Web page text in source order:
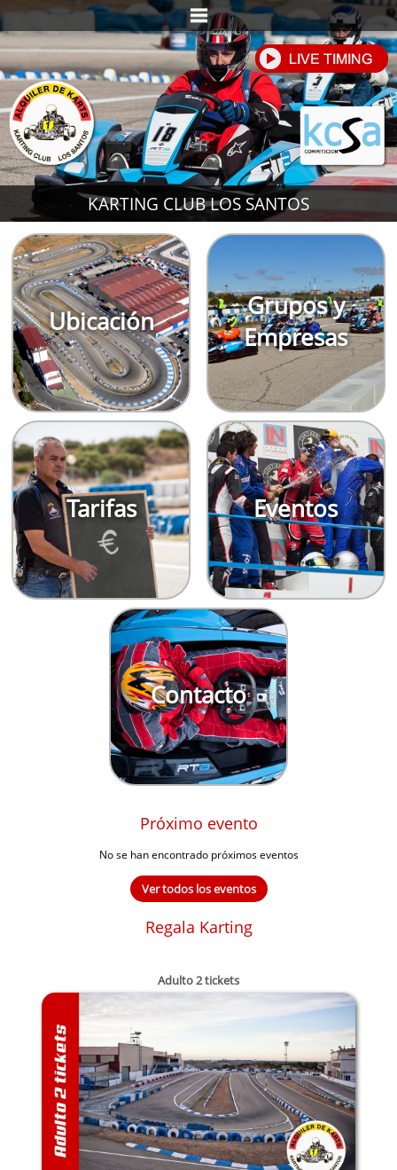
KARTING CLUB LOS SANTOS
Ubicación
Grupos y
Empresas
Tarifas Eventos
Contacto
Próximo evento
No se han encontrado próximos eventos
Ver todos los eventos
Regala Karting
Adulto 2 tickets